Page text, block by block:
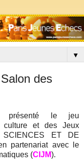
▼
des
présenté le jeu
et des Jeux
ET DE
partenariat avec le
(CIJM).